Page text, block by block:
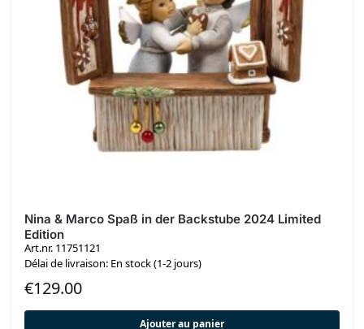
Nina & Marco Spaß in der Backstube 2024 Limited
Edition
Art.nr. 11751121
Délai de livraison: En stock (1-2 jours)
€129.00
Ajouter au panier